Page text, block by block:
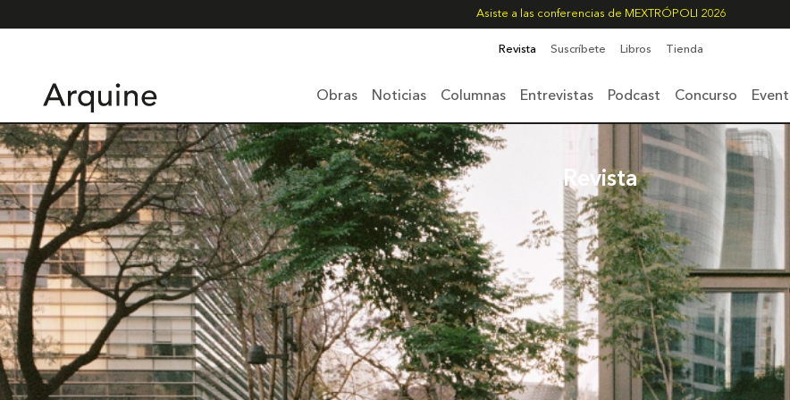
Asiste a las conferencias de MEXTRÓPOLI 2026
Revista Suscríbete Libros Tienda
Obras Noticias Columnas Entrevistas Podcast Concurso
Revista